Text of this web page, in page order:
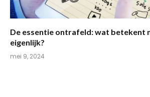
De essentie ontrafeld: wat betekent
eigenlijk?
mei 9, 2024